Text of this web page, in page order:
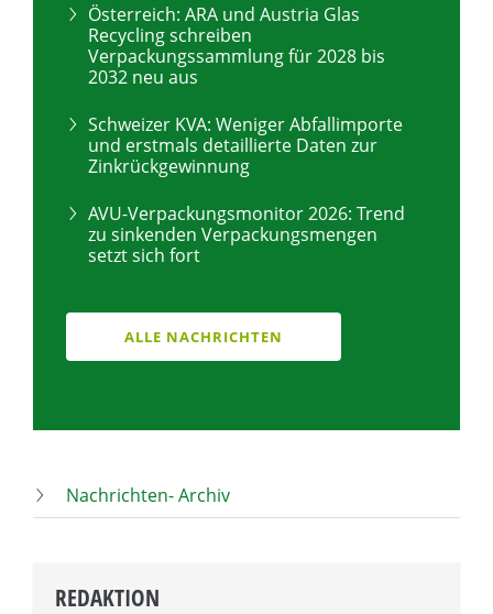
Österreich: ARA und Austria Glas
Recycling schreiben
Verpackungssammlung für 2028 bis
2032 neu aus
Schweizer KVA: Weniger Abfallimporte
und erstmals detaillierte Daten zur
Zinkrückgewinnung
AVU-Verpackungsmonitor 2026: Trend
zu sinkenden Verpackungsmengen
setzt sich fort
ALLE NACHRICHTEN
Nachrichten- Archiv
REDAKTION